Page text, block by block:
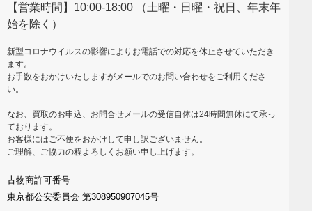
【営業時間】10:00-18:00 （土曜・日曜・祝日、年末年
始を除く）
新型コロナウイルスの影響によりお電話での対応を休止させていただき
ます。
お手数をおかけいたしますがメールでのお問い合わせをご利用くださ
い。
なお、買取のお申込、お問合せメールの受信自体は24時間無休にて承っ
ております。
お客様にはご不便をおかけして申し訳ございません。
ご理解、ご協力の程よろしくお願い申し上げます。
古物商許可番号
東京都公安委員会 第308950907045号